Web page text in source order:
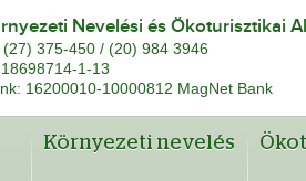
Nevelési és Ökoturisztikai
(27) 375-450 / (20) 984 3946
1-13
16200010-10000812 MagNet Bank
Környezeti nevelés